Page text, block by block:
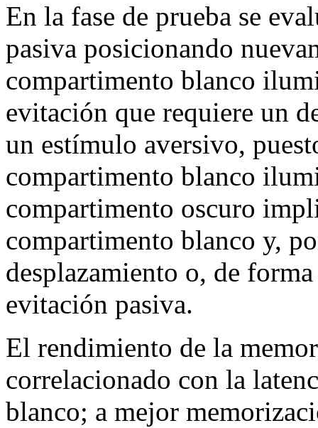
En la fase de prueba se
pasiva posicionando
compartimento blanco
evitación que requiere un
un estímulo aversivo,
compartimento blanco
compartimento oscuro
compartimento blanco y,
desplazamiento o, de
evitación pasiva.
El rendimiento de la
correlacionado con la
blanco; a mejor